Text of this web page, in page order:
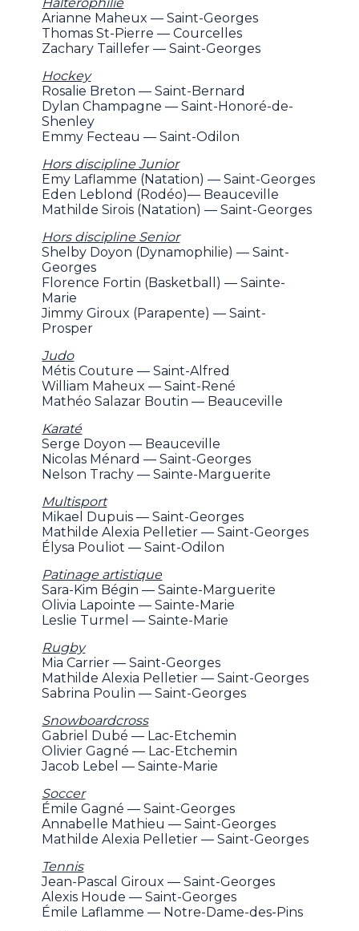
Arianne Maheux — Saint-Georges
Thomas St-Pierre — Courcelles
Zachary Taillefer — Saint-Georges
Hockey
Rosalie Breton — Saint-Bernard
Dylan Champagne — Saint-Honoré-de-
Shenley
Emmy Fecteau — Saint-Odilon
Hors discipline Junior
Emy Laflamme (Natation) — Saint-Georges
Eden Leblond (Rodéo)— Beauceville
Mathilde Sirois (Natation) — Saint-Georges
Hors discipline Senior
Shelby Doyon (Dynamophilie) — Saint-
Georges
Florence Fortin (Basketball) — Sainte-
Marie
Jimmy Giroux (Parapente) — Saint-
Prosper
Judo
Métis Couture — Saint-Alfred
William Maheux — Saint-René
Mathéo Salazar Boutin — Beauceville
Karaté
Serge Doyon — Beauceville
Nicolas Ménard — Saint-Georges
Nelson Trachy — Sainte-Marguerite
Multisport
Mikael Dupuis — Saint-Georges
Mathilde Alexia Pelletier — Saint-Georges
Élysa Pouliot — Saint-Odilon
Patinage artistique
Sara-Kim Bégin — Sainte-Marguerite
Olivia Lapointe — Sainte-Marie
Leslie Turmel — Sainte-Marie
Rugby
Mia Carrier — Saint-Georges
Mathilde Alexia Pelletier — Saint-Georges
Sabrina Poulin — Saint-Georges
Snowboardcross
Gabriel Dubé — Lac-Etchemin
Olivier Gagné — Lac-Etchemin
Jacob Lebel — Sainte-Marie
Soccer
Émile Gagné — Saint-Georges
Annabelle Mathieu — Saint-Georges
Mathilde Alexia Pelletier — Saint-Georges
Tennis
Jean-Pascal Giroux — Saint-Georges
Alexis Houde — Saint-Georges
Émile Laflamme — Notre-Dame-des-Pins